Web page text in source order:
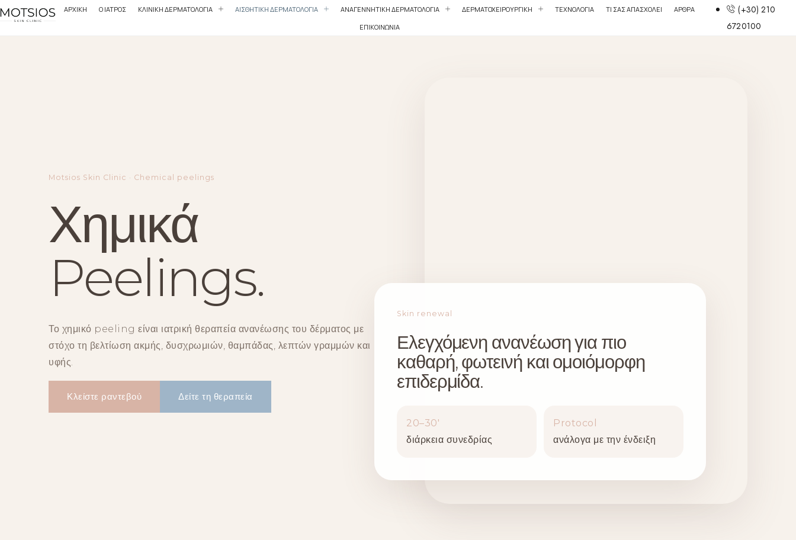
ΑΡΧΙΚΗ Ο ΙΑΤΡΟΣ ΚΛΙΝΙΚΗ ΔΕΡΜΑΤΟΛΟΓΙΑ ΑΙΣΘΗΤΙΚΗ ΔΕΡΜΑΤΟΛΟΓΙΑ ΑΝΑΓΕΝΝΗΤΙΚΗ ΔΕΡΜΑΤΟΛΟΓΙΑ ΔΕΡΜΑΤΟΧΕΙΡΟΥΡΓΙΚΗ ΤΕΧΝΟΛΟΓΙΑ ΤΙ ΣΑΣ ΑΠΑΣΧΟΛΕΙ
ΑΡΘΡΑ
ΕΠΙΚΟΙΝΩΝΙΑ
(+30) 210
6720100
Motsios Skin Clinic · Chemical peelings
Χημικά
Peelings.
Το χημικό peeling είναι ιατρική θεραπεία ανανέωσης του δέρματος με
στόχο τη βελτίωση ακμής, δυσχρωμιών, θαμπάδας, λεπτών γραμμών και
υφής.
Κλείστε ραντεβού Δείτε τη θεραπεία
Skin renewal
Ελεγχόμενη ανανέωση για πιο
καθαρή, φωτεινή και ομοιόμορφη
επιδερμίδα.
20–30′
διάρκεια συνεδρίας
Protocol
ανάλογα με την ένδειξη